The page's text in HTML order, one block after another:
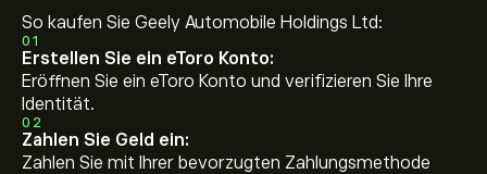
So kaufen Sie Geely Automobile Holdings Ltd:
01
Erstellen Sie ein eToro Konto:
Eröffnen Sie ein eToro Konto und verifizieren Sie Ihre
Identität.
02
Zahlen Sie Geld ein:
Zahlen Sie mit Ihrer bevorzugten Zahlungsmethode